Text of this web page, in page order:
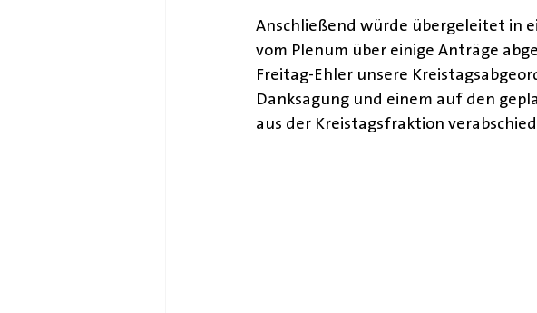
Anschließend würde übergeleitet in
vom Plenum über einige Anträge
Freitag-Ehler unsere
Danksagung und einem auf den
aus der Kreistagsfraktion